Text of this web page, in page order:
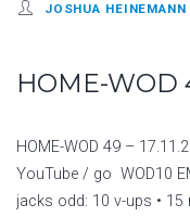
JOSHUA HEINEMANN
HOME-WOD
HOME-WOD 49 –
YouTube / go WOD10
jacks odd: 10 v-ups •